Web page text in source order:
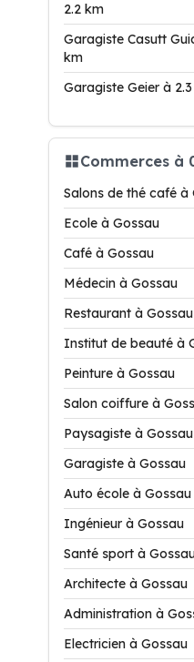
2.2 km
Garagiste Casutt
km
Garagiste Geier à
Commerces à
Salons de thé café à
Ecole à Gossau
Café à Gossau
Médecin à Gossau
Restaurant à Gossau
Institut de beauté à
Peinture à Gossau
Salon coiffure à
Paysagiste à Gossau
Garagiste à Gossau
Auto école à Gossau
Ingénieur à Gossau
Santé sport à
Architecte à Gossau
Administration à
Electricien à Gossau